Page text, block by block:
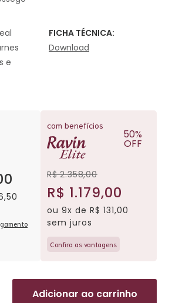
e
FICHA TÉCNICA:
Download
com benefícios
R$ 2.358,00
R$ 1.179,00
50%
OFF
ou 9x de R$ 131,00
sem juros
Confira as vantagens
Adicionar ao carrinho